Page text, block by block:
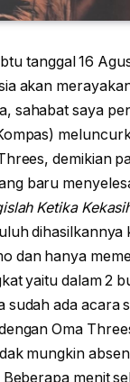
tanggal 16
akan
sahabat saya
demikian
baru
Ketika
dihasilkannya
dan hanya
yaitu dalam 2
sudah ada acara
Oma
mungkin
menit